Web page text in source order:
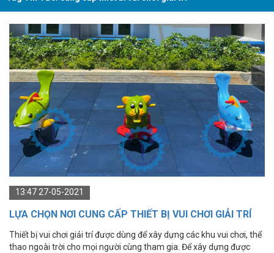
13:47 27-05-2021
LỰA CHỌN NƠI CUNG CẤP THIẾT BỊ VUI CHƠI GIẢI TRÍ
GIÁ RẺ, CHẤT LƯỢNG
Thiết bị vui chơi giải trí được dùng để xây dựng các khu vui chơi, thể
thao ngoài trời cho mọi người cùng tham gia. Để xây dựng được